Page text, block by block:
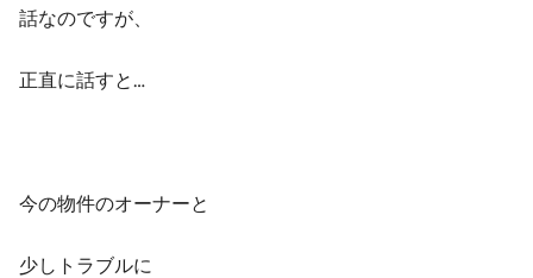
話なのですが、
正直に話すと…
今の物件のオーナーと
少しトラブルに